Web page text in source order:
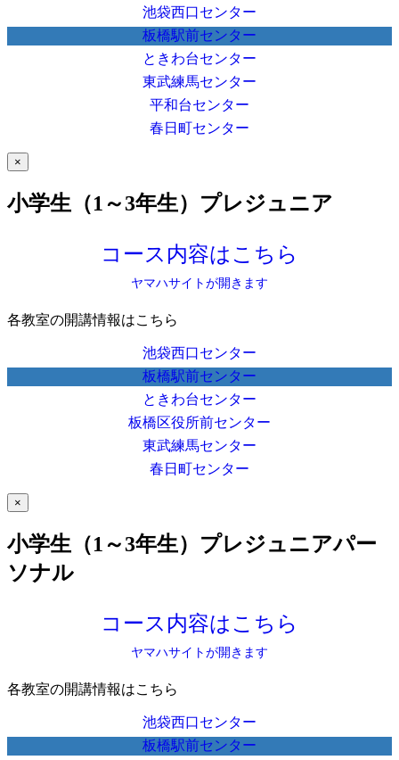
池袋西口センター
板橋駅前センター
ときわ台センター
東武練馬センター
平和台センター
春日町センター
×
小学生（1～3年生）プレジュニア
コース内容はこちら
ヤマハサイトが開きます
各教室の開講情報はこちら
池袋西口センター
板橋駅前センター
ときわ台センター
板橋区役所前センター
東武練馬センター
春日町センター
×
小学生（1～3年生）プレジュニアパー
ソナル
コース内容はこちら
ヤマハサイトが開きます
各教室の開講情報はこちら
池袋西口センター
板橋駅前センター